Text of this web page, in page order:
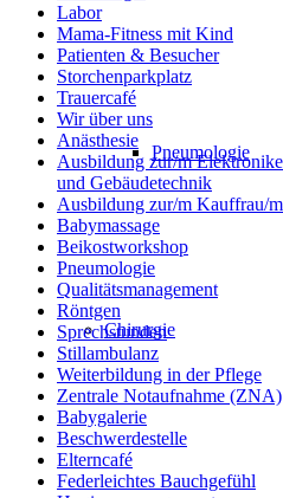
Pneumologie
Chirurgie
Labor
Mama-Fitness mit Kind
Patienten & Besucher
Storchenparkplatz
Trauercafé
Wir über uns
Anästhesie
Ausbildung zur/m
und Gebäudetechnik
Ausbildung zur/m Kauffrau/
Babymassage
Beikostworkshop
Pneumologie
Qualitätsmanagement
Röntgen
Sprechstunden
Stillambulanz
Weiterbildung in der Pflege
Zentrale Notaufnahme (ZNA)
Babygalerie
Beschwerdestelle
Elterncafé
Federleichtes Bauchgefühl